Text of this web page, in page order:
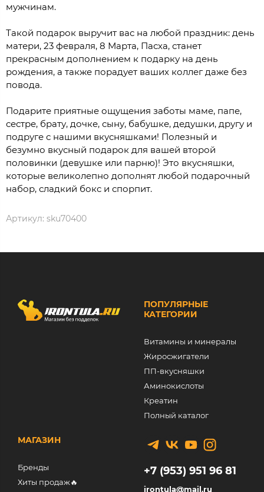
мужчинам.
Такой подарок выручит вас на любой праздник: день
матери, 23 февраля, 8 Марта, Пасха, станет
прекрасным дополнением к подарку на день
рождения, а также порадует ваших коллег даже без
повода.
Подарите приятные ощущения заботы маме, папе,
сестре, брату, дочке, сыну, бабушке, дедушки, другу и
подруге с нашими вкусняшками! Полезный и
безумно вкусный подарок для вашей второй
половинки (девушке или парню)! Это вкусняшки,
которые великолепно дополнят любой подарочный
набор, сладкий бокс и спорпит.
Артикул: sku70400
ПОПУЛЯРНЫЕ
КАТЕГОРИИ
Витамины и минералы
Жиросжигатели
ПП-вкусняшки
Аминокислоты
Креатин
Полный каталог
МАГАЗИН
Бренды
Хиты продаж🔥
+7 (953) 951 96 81
irontula@mail.ru